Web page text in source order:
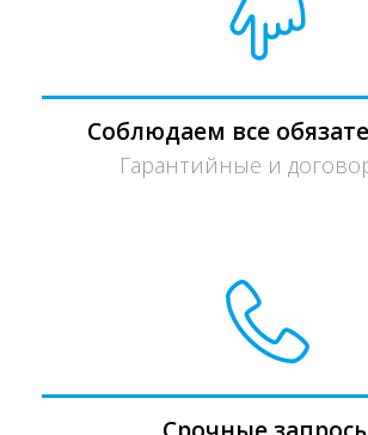
Соблюдаем все
Гарантийные и